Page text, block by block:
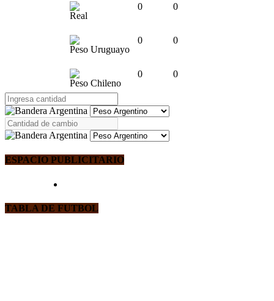
Real
0 0
Peso Uruguayo
0 0
Peso Chileno
0 0
ESPACIO PUBLICITARIO
TABLA DE FUTBOL